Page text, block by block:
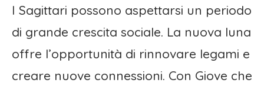
I Sagittari possono aspettarsi un periodo
di grande crescita sociale. La nuova luna
offre l’opportunità di rinnovare legami e
creare nuove connessioni. Con Giove che